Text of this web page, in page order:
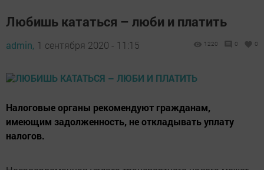
Любишь кататься – люби и платить
admin, 1 сентября 2020 - 11:15 1220 0 0
Налоговые органы рекомендуют гражданам,
имеющим задолженность, не откладывать уплату
налогов.